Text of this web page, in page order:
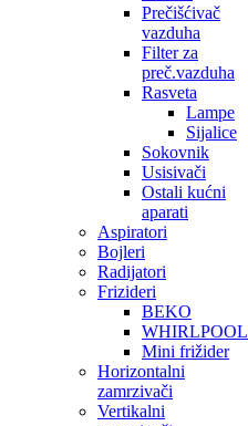
Prečišćivač
vazduha
Filter za
preč.vazduha
Rasveta
Lampe
Sijalice
Sokovnik
Usisivači
Ostali kućni
aparati
Aspiratori
Bojleri
Radijatori
Frizideri
BEKO
WHIRLPOOL
Mini frižider
Horizontalni
zamrzivači
Vertikalni